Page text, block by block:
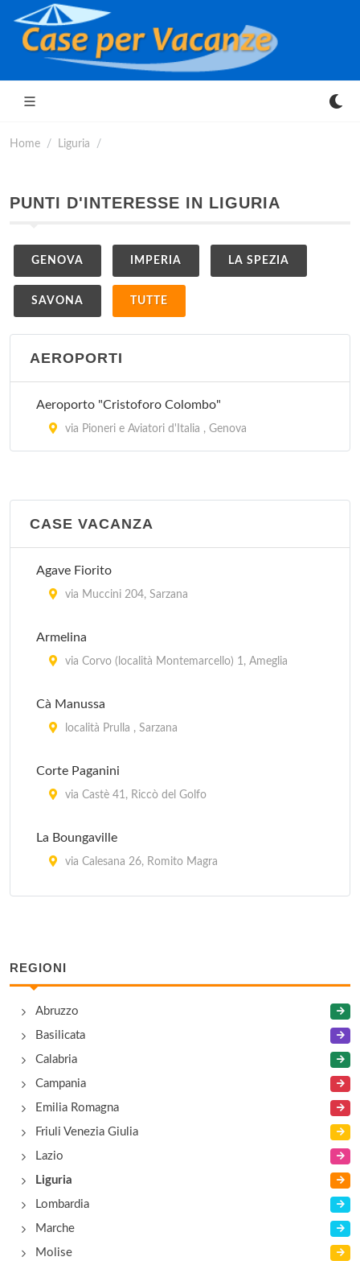
Home Liguria
PUNTI D'INTERESSE IN LIGURIA
GENOVA IMPERIA LA SPEZIA
SAVONA TUTTE
AEROPORTI
Aeroporto "Cristoforo Colombo"
via Pioneri e Aviatori d'Italia , Genova
CASE VACANZA
Agave Fiorito
via Muccini 204, Sarzana
Armelina
via Corvo (località Montemarcello) 1, Ameglia
Cà Manussa
località Prulla , Sarzana
Corte Paganini
via Castè 41, Riccò del Golfo
La Boungaville
via Calesana 26, Romito Magra
U Carugiu
Villa Luz Dary
via Ameglia 36, Lerici
REGIONI
Abruzzo
Basilicata
Calabria
Campania
Emilia Romagna
Friuli Venezia Giulia
Lazio
Liguria
Lombardia
Marche
Molise